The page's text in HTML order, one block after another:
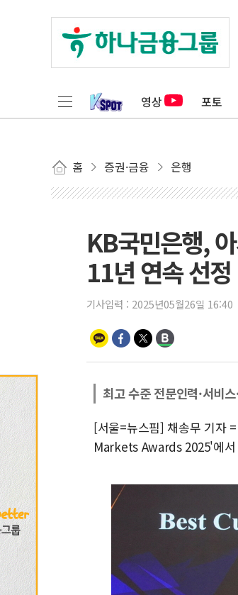
영상 포토
홈 증권·금융 은행
KB국민은행,
11년 연속 선정
기사입력 : 2025년05월26일 16:40
최고 수준 전문인력·서비
[서울=뉴스핌] 채송무 기자
Markets Awards 2025'에서